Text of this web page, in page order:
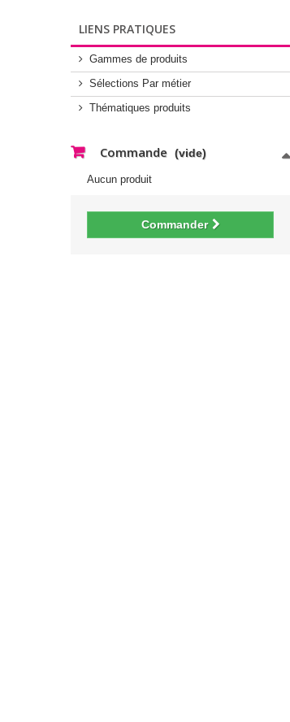
LIENS PRATIQUES
Gammes de produits
Sélections Par métier
Thématiques produits
Commande (vide)
Aucun produit
Commander